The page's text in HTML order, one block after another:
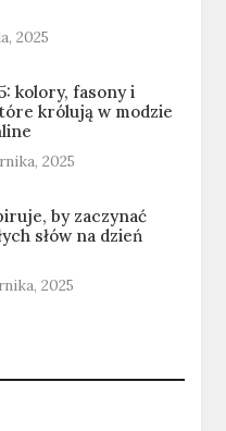
2025
kolory, fasony i
królują w modzie
2025
by zaczynać
słów na dzień
2025